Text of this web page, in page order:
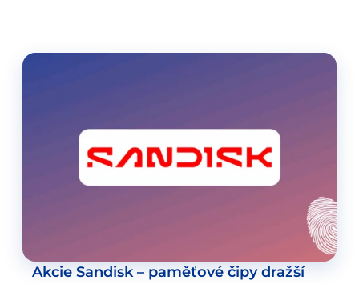
Akcie Sandisk – paměťové čipy dražší